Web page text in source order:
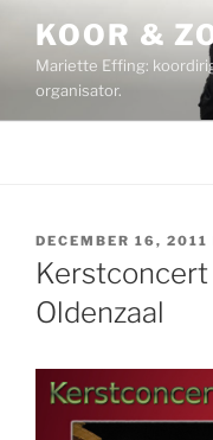
inhoud
KOOR &
Mariette Effing:
organisator.
GEPLAATST
OP
DECEMBER 16, 2011
Oldenzaal